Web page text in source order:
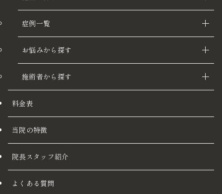
症例一覧
お悩みから探す
施術者から探す
料金表
当院の特徴
院長スタッフ紹介
よくある質問